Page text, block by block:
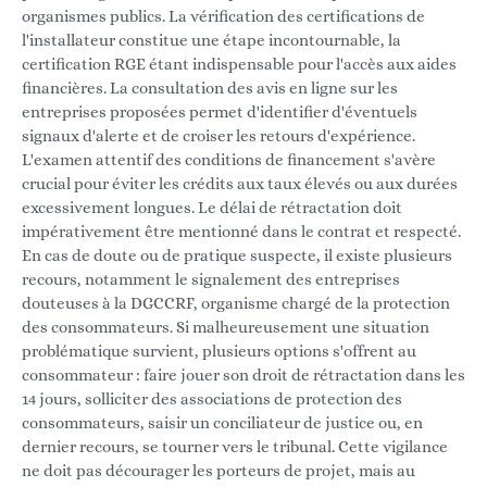
organismes publics. La vérification des certifications de
l'installateur constitue une étape incontournable, la
certification RGE étant indispensable pour l'accès aux aides
financières. La consultation des avis en ligne sur les
entreprises proposées permet d'identifier d'éventuels
signaux d'alerte et de croiser les retours d'expérience.
L'examen attentif des conditions de financement s'avère
crucial pour éviter les crédits aux taux élevés ou aux durées
excessivement longues. Le délai de rétractation doit
impérativement être mentionné dans le contrat et respecté.
En cas de doute ou de pratique suspecte, il existe plusieurs
recours, notamment le signalement des entreprises
douteuses à la DGCCRF, organisme chargé de la protection
des consommateurs. Si malheureusement une situation
problématique survient, plusieurs options s'offrent au
consommateur : faire jouer son droit de rétractation dans les
14 jours, solliciter des associations de protection des
consommateurs, saisir un conciliateur de justice ou, en
dernier recours, se tourner vers le tribunal. Cette vigilance
ne doit pas décourager les porteurs de projet, mais au